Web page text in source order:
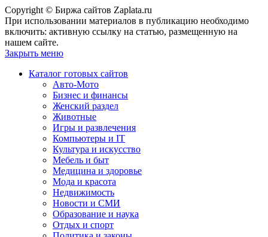
Copyright © Биржа сайтов Zaplata.ru
При использовании материалов в публикацию необходимо
включить: активную ссылку на статью, размещенную на
нашем сайте.
Закрыть меню
Каталог готовых сайтов
Авто-Мото
Бизнес и финансы
Женский раздел
Животные
Игры и развлечения
Компьютеры и IT
Культура и искусство
Мебель и быт
Медицина и здоровье
Мода и красота
Недвижимость
Новости и СМИ
Образование и наука
Отдых и спорт